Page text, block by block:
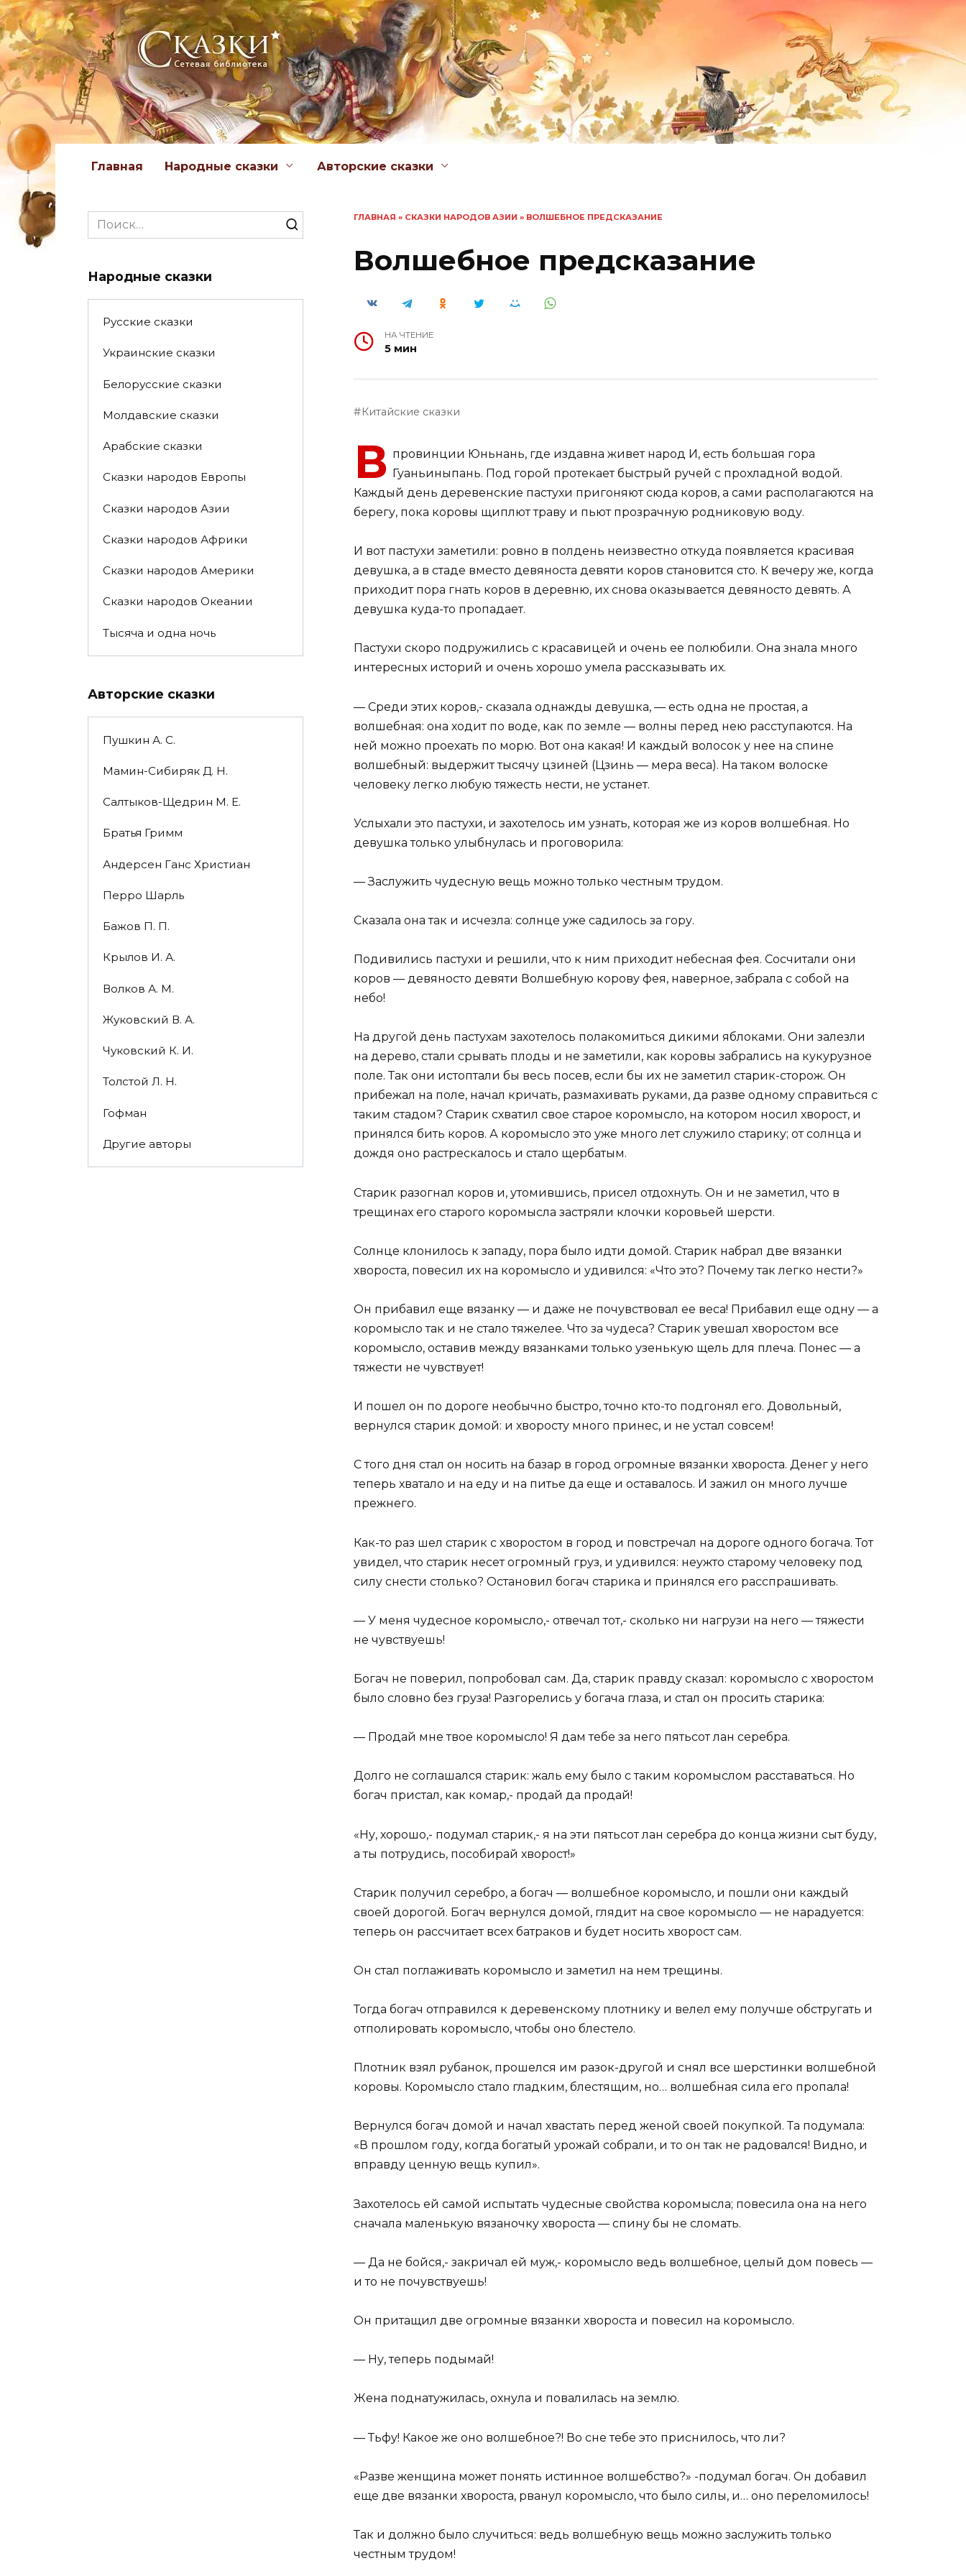
Перейти
к
содержанию
Главная Народные сказки Авторские сказки
ГЛАВНАЯ » СКАЗКИ НАРОДОВ АЗИИ » ВОЛШЕБНОЕ ПРЕДСКАЗАНИЕ
Волшебное предсказание
НА ЧТЕНИЕ
5 мин
Китайские сказки
В провинции Юньнань, где издавна живет народ И, есть большая гора
Гуаньиныпань. Под горой протекает быстрый ручей с прохладной водой.
Каждый день деревенские пастухи пригоняют сюда коров, а сами располагаются на
берегу, пока коровы щиплют траву и пьют прозрачную родниковую воду.
И вот пастухи заметили: ровно в полдень неизвестно откуда появляется красивая
девушка, а в стаде вместо девяноста девяти коров становится сто. К вечеру же, когда
приходит пора гнать коров в деревню, их снова оказывается девяносто девять. А
девушка куда-то пропадает.
Пастухи скоро подружились с красавицей и очень ее полюбили. Она знала много
интересных историй и очень хорошо умела рассказывать их.
— Среди этих коров,- сказала однажды девушка, — есть одна не простая, а
волшебная: она ходит по воде, как по земле — волны перед нею расступаются. На
ней можно проехать по морю. Вот она какая! И каждый волосок у нее на спине
волшебный: выдержит тысячу цзиней (Цзинь — мера веса). На таком волоске
человеку легко любую тяжесть нести, не устанет.
Услыхали это пастухи, и захотелось им узнать, которая же из коров волшебная. Но
девушка только улыбнулась и проговорила:
— Заслужить чудесную вещь можно только честным трудом.
Сказала она так и исчезла: солнце уже садилось за гору.
Подивились пастухи и решили, что к ним приходит небесная фея. Сосчитали они
коров — девяносто девяти Волшебную корову фея, наверное, забрала с собой на
небо!
На другой день пастухам захотелось полакомиться дикими яблоками. Они залезли
на дерево, стали срывать плоды и не заметили, как коровы забрались на кукурузное
поле. Так они истоптали бы весь посев, если бы их не заметил старик-сторож. Он
прибежал на поле, начал кричать, размахивать руками, да разве одному справиться с
таким стадом? Старик схватил свое старое коромысло, на котором носил хворост, и
принялся бить коров. А коромысло это уже много лет служило старику; от солнца и
дождя оно растрескалось и стало щербатым.
Старик разогнал коров и, утомившись, присел отдохнуть. Он и не заметил, что в
трещинах его старого коромысла застряли клочки коровьей шерсти.
Солнце клонилось к западу, пора было идти домой. Старик набрал две вязанки
хвороста, повесил их на коромысло и удивился: «Что это? Почему так легко нести?»
Он прибавил еще вязанку — и даже не почувствовал ее веса! Прибавил еще одну — а
коромысло так и не стало тяжелее. Что за чудеса? Старик увешал хворостом все
коромысло, оставив между вязанками только узенькую щель для плеча. Понес — а
тяжести не чувствует!
И пошел он по дороге необычно быстро, точно кто-то подгонял его. Довольный,
вернулся старик домой: и хворосту много принес, и не устал совсем!
С того дня стал он носить на базар в город огромные вязанки хвороста. Денег у него
теперь хватало и на еду и на питье да еще и оставалось. И зажил он много лучше
прежнего.
Как-то раз шел старик с хворостом в город и повстречал на дороге одного богача. Тот
увидел, что старик несет огромный груз, и удивился: неужто старому человеку под
силу снести столько? Остановил богач старика и принялся его расспрашивать.
— У меня чудесное коромысло,- отвечал тот,- сколько ни нагрузи на него — тяжести
не чувствуешь!
Богач не поверил, попробовал сам. Да, старик правду сказал: коромысло с хворостом
было словно без груза! Разгорелись у богача глаза, и стал он просить старика:
— Продай мне твое коромысло! Я дам тебе за него пятьсот лан серебра.
Долго не соглашался старик: жаль ему было с таким коромыслом расставаться. Но
богач пристал, как комар,- продай да продай!
«Ну, хорошо,- подумал старик,- я на эти пятьсот лан серебра до конца жизни сыт буду,
а ты потрудись, пособирай хворост!»
Старик получил серебро, а богач — волшебное коромысло, и пошли они каждый
своей дорогой. Богач вернулся домой, глядит на свое коромысло — не нарадуется:
теперь он рассчитает всех батраков и будет носить хворост сам.
Он стал поглаживать коромысло и заметил на нем трещины.
Тогда богач отправился к деревенскому плотнику и велел ему получше обстругать и
отполировать коромысло, чтобы оно блестело.
Плотник взял рубанок, прошелся им разок-другой и снял все шерстинки волшебной
коровы. Коромысло стало гладким, блестящим, но… волшебная сила его пропала!
Вернулся богач домой и начал хвастать перед женой своей покупкой. Та подумала:
«В прошлом году, когда богатый урожай собрали, и то он так не радовался! Видно, и
вправду ценную вещь купил».
Захотелось ей самой испытать чудесные свойства коромысла; повесила она на него
сначала маленькую вязаночку хвороста — спину бы не сломать.
— Да не бойся,- закричал ей муж,- коромысло ведь волшебное, целый дом повесь —
и то не почувствуешь!
Он притащил две огромные вязанки хвороста и повесил на коромысло.
— Ну, теперь подымай!
Жена поднатужилась, охнула и повалилась на землю.
— Тьфу! Какое же оно волшебное?! Во сне тебе это приснилось, что ли?
«Разве женщина может понять истинное волшебство?» -подумал богач. Он добавил
еще две вязанки хвороста, рванул коромысло, что было силы, и… оно переломилось!
Так и должно было случиться: ведь волшебную вещь можно заслужить только
честным трудом!
Search
for:
Народные сказки
Русские сказки
Украинские сказки
Белорусские сказки
Молдавские сказки
Арабские сказки
Сказки народов Европы
Сказки народов Азии
Сказки народов Африки
Сказки народов Америки
Сказки народов Океании
Тысяча и одна ночь
Авторские сказки
Пушкин А. С.
Мамин-Сибиряк Д. Н.
Салтыков-Щедрин М. Е.
Братья Гримм
Андерсен Ганс Христиан
Перро Шарль
Бажов П. П.
Крылов И. А.
Волков А. М.
Жуковский В. А.
Чуковский К. И.
Толстой Л. Н.
Гофман
Другие авторы